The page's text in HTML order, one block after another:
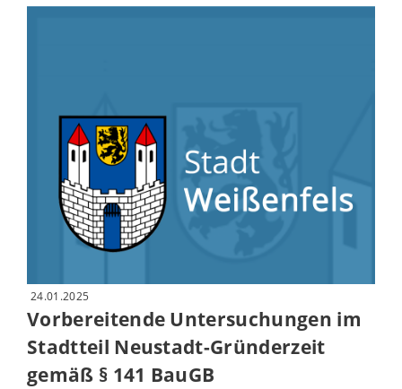
24.01.2025
Vorbereitende Untersuchungen im
Stadtteil Neustadt-Gründerzeit
gemäß § 141 BauGB